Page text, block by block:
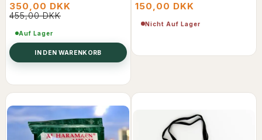
350,00 DKK
455,00 DKK
Auf Lager
IN DEN WARENKORB
150,00 DKK
Nicht Auf Lager